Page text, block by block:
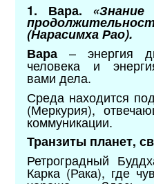
1. Вара.
(Нарасимха Рао).
Вара – энергия
человека и
вами дела.
Среда находится
(Меркурия),
коммуникации.
Транзиты планет,
Ретроградный
Карка (Рака), где